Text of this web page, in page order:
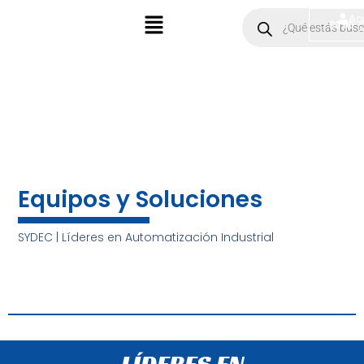
Menú
search
$0.00
Equipos y Soluciones
SYDEC | Líderes en Automatización Industrial